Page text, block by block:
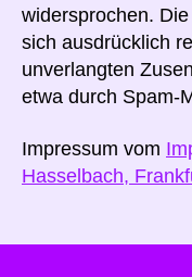
widersprochen.
sich ausdrücklich
unverlangten
etwa durch Spam-
Impressum vom
Hasselbach,